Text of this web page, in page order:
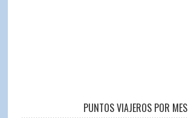
PUNTOS VIAJEROS POR MES